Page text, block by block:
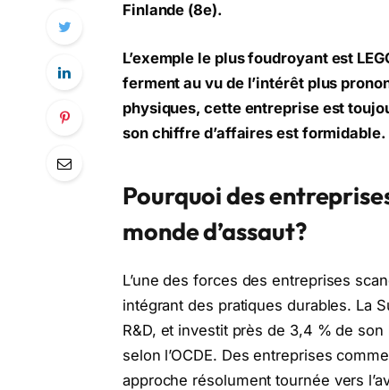
Finlande (8e).
L’exemple le plus foudroyant est
ferment au vu de l’intérêt plus
physiques, cette entreprise est
son chiffre d’affaires est formidable.
Pourquoi des
monde d’assaut?
L’une des forces des entreprises
intégrant des pratiques durables. La
R&D, et investit près de 3,4 % de
selon l’OCDE. Des entreprises
approche résolument tournée vers